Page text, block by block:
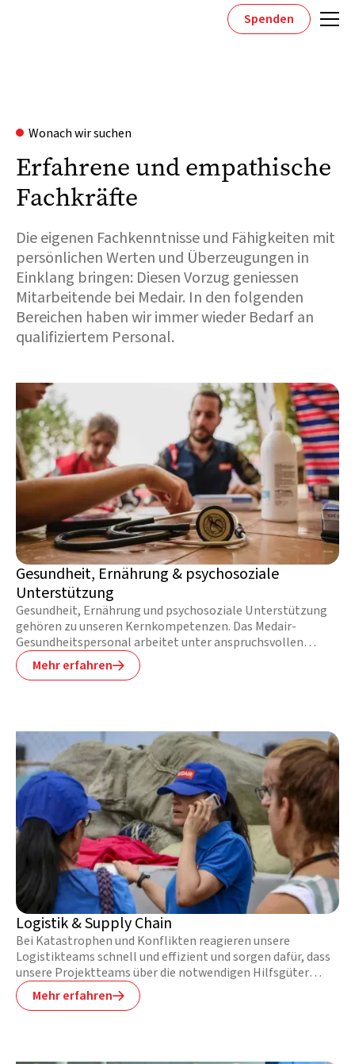
Spenden
Wonach wir suchen
Erfahrene und empathische
Fachkräfte
Die eigenen Fachkenntnisse und Fähigkeiten mit
persönlichen Werten und Überzeugungen in
Einklang bringen: Diesen Vorzug geniessen
Mitarbeitende bei Medair. In den folgenden
Bereichen haben wir immer wieder Bedarf an
qualifiziertem Personal.
Gesundheit, Ernährung & psychosoziale
Unterstützung
Gesundheit, Ernährung und psychosoziale Unterstützung
gehören zu unseren Kernkompetenzen. Das Medair-
Gesundheitspersonal arbeitet unter anspruchsvollen
Bedingungen und ist in unseren Projektgebieten
unentbehrlich. In Notsituationen arbeiten unsere Teams
zu verarbeiten und unterstützen mit ihrer Arbeit die
lokalen Gesundheitsdienste, damit diese ihren
Gemeinschaften noch lange nach Abschluss unserer
Projekte dienen können.
Mehr erfahren
Logistik & Supply Chain
Bei Katastrophen und Konflikten reagieren unsere
Logistikteams schnell und effizient und sorgen dafür, dass
unsere Projektteams über die notwendigen Hilfsgüter
verfügen, um die dringendsten Bedürfnisse der Menschen zu
decken.
Mehr erfahren